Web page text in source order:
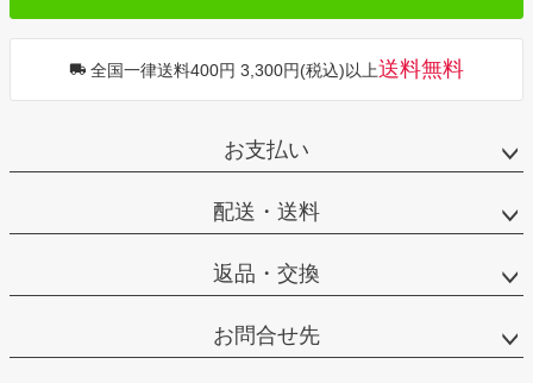
全国一律送料400円 3,300円(税込)以上送料無料
お支払い
配送・送料
返品・交換
お問合せ先